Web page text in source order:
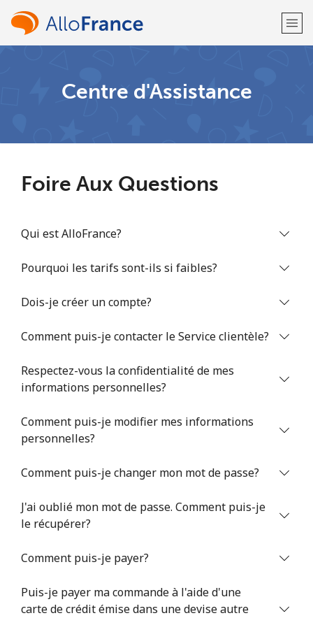
Aucun mot de passe créé
8 caractères minimum
Un numéro
Restez en contact pour obtenir nos meilleures offres.
Centre d'Assistance
Foire Aux Questions
Qui est AlloFrance?
Pourquoi les tarifs sont-ils si faibles?
Dois-je créer un compte?
Comment puis-je contacter le Service clientèle?
Respectez-vous la confidentialité de mes
informations personnelles?
Comment puis-je modifier mes informations
personnelles?
Comment puis-je changer mon mot de passe?
J'ai oublié mon mot de passe. Comment puis-je
le récupérer?
Comment puis-je payer?
Puis-je payer ma commande à l'aide d'une
carte de crédit émise dans une devise autre